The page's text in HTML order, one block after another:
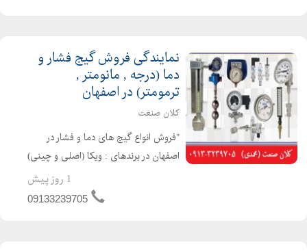
نمایندگی فروش گیج فشار و
دما (درجه , مانومتر ,
ترمومتر) در اصفهان
کلان صنعت
"فروش انواع گیج های دما و فشار در
اصفهان در برندهای : ویکا (اصلی و چینی)
، پاور کنترل ، دلتا کنترل ، پکنز و انواع
برند های چینی گیج ها به صورت :
1 روز پیش
09133239705